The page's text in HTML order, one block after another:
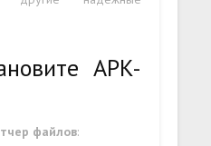
APK-
файлов: